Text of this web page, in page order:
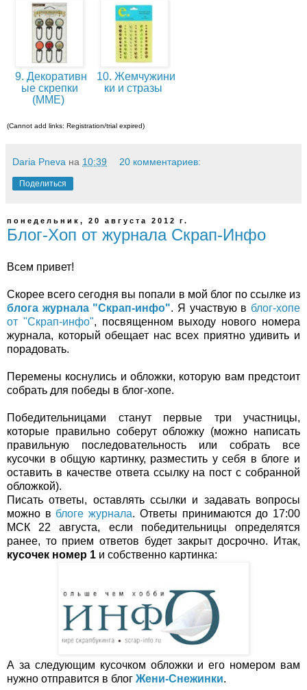
9. Декоративн
ые скрепки
(ММЕ)
10. Жемчужини
ки и стразы
(Cannot add links: Registration/trial expired)
Daria Pneva на 10:39 20 комментариев:
Поделиться
понедельник, 20 августа 2012 г.
Блог-Хоп от журнала Скрап-Инфо
Всем привет!
Скорее всего сегодня вы попали в мой блог по ссылке из
блога журнала "Скрап-инфо". Я участвую в блог-хопе
от "Скрап-инфо", посвященном выходу нового номера
журнала, который обещает нас всех приятно удивить и
порадовать.
Перемены коснулись и обложки, которую вам предстоит
собрать для победы в блог-хопе.
Победительницами станут первые три участницы,
которые правильно соберут обложку (можно написать
правильную последовательность или собрать все
кусочки в общую картинку, разместить у себя в блоге и
оставить в качестве ответа ссылку на пост с собранной
обложкой).
Писать ответы, оставлять ссылки и задавать вопросы
можно в блоге журнала. Ответы принимаются до 17:00
МСК 22 августа, если победительницы определятся
ранее, то прием ответов будет закрыт досрочно. Итак,
кусочек номер 1 и собственно картинка:
А за следующим кусочком обложки и его номером вам
нужно отправится в блог Жени-Снежинки.